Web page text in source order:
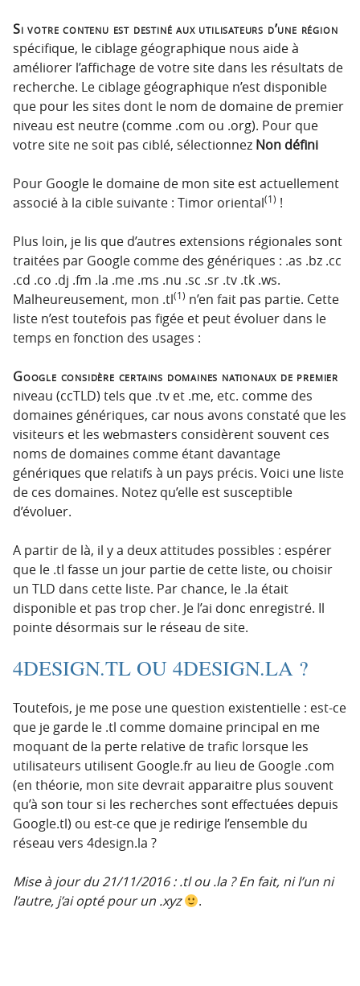
Si votre contenu est destiné aux utilisateurs d’une région
spécifique, le ciblage géographique nous aide à
améliorer l’affichage de votre site dans les résultats de
recherche. Le ciblage géographique n’est disponible
que pour les sites dont le nom de domaine de premier
niveau est neutre (comme .com ou .org). Pour que
votre site ne soit pas ciblé, sélectionnez Non défini
Pour Google le domaine de mon site est actuellement
associé à la cible suivante : Timor oriental(1) !
Plus loin, je lis que d’autres extensions régionales sont
traitées par Google comme des génériques : .as .bz .cc
.cd .co .dj .fm .la .me .ms .nu .sc .sr .tv .tk .ws.
Malheureusement, mon .tl(1) n’en fait pas partie. Cette
liste n’est toutefois pas figée et peut évoluer dans le
temps en fonction des usages :
Google considère certains domaines nationaux de premier
niveau (ccTLD) tels que .tv et .me, etc. comme des
domaines génériques, car nous avons constaté que les
visiteurs et les webmasters considèrent souvent ces
noms de domaines comme étant davantage
génériques que relatifs à un pays précis. Voici une liste
de ces domaines. Notez qu’elle est susceptible
d’évoluer.
A partir de là, il y a deux attitudes possibles : espérer
que le .tl fasse un jour partie de cette liste, ou choisir
un TLD dans cette liste. Par chance, le .la était
disponible et pas trop cher. Je l’ai donc enregistré. Il
pointe désormais sur le réseau de site.
4DESIGN.TL OU 4DESIGN.LA ?
Toutefois, je me pose une question existentielle : est-ce
que je garde le .tl comme domaine principal en me
moquant de la perte relative de trafic lorsque les
utilisateurs utilisent Google.fr au lieu de Google .com
(en théorie, mon site devrait apparaitre plus souvent
qu’à son tour si les recherches sont effectuées depuis
Google.tl) ou est-ce que je redirige l’ensemble du
réseau vers 4design.la ?
Mise à jour du 21/11/2016 : .tl ou .la ? En fait, ni l’un ni
l’autre, j’ai opté pour un .xyz
.